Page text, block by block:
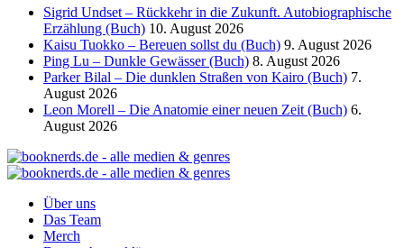
Sigrid Undset – Rückkehr in die Zukunft. Autobiographische
Erzählung (Buch) 10. August 2026
Kaisu Tuokko – Bereuen sollst du (Buch) 9. August 2026
Ping Lu – Dunkle Gewässer (Buch) 8. August 2026
Parker Bilal – Die dunklen Straßen von Kairo (Buch) 7.
August 2026
Leon Morell – Die Anatomie einer neuen Zeit (Buch) 6.
August 2026
Über uns
Das Team
Merch